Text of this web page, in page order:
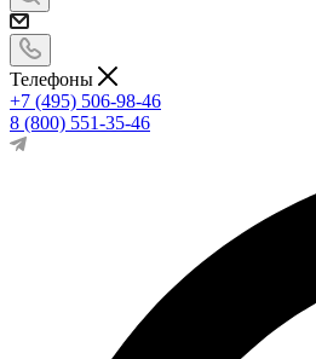
Телефоны
+7 (495) 506-98-46
8 (800) 551-35-46